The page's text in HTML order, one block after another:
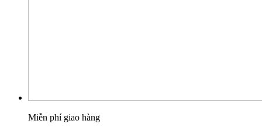
Miễn phí giao hàng